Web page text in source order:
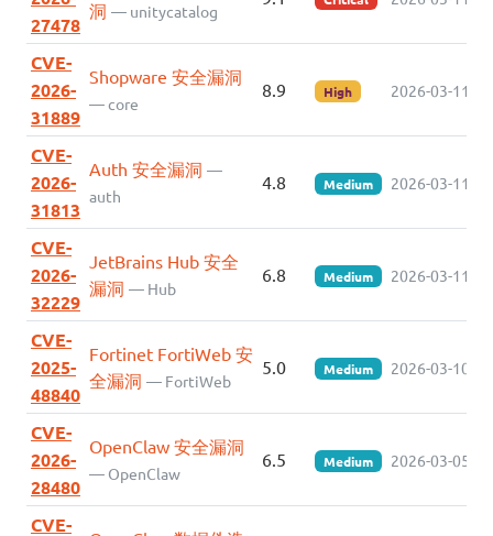
27478
洞 — unitycatalog
CVE-
2026-
31889
Shopware 安全漏洞
— core
8.9 High 2026-03-11
CVE-
2026-
31813
Auth 安全漏洞 —
auth
4.8 Medium 2026-03-11
CVE-
2026-
32229
JetBrains Hub 安全
漏洞 — Hub
6.8 Medium 2026-03-11
CVE-
2025-
48840
Fortinet FortiWeb 安
全漏洞 — FortiWeb
5.0 Medium 2026-03-10
CVE-
2026-
28480
OpenClaw 安全漏洞
— OpenClaw
6.5 Medium 2026-03-05
CVE-